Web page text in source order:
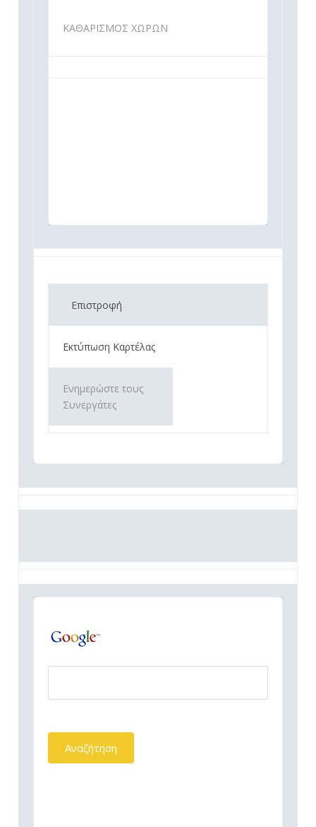
ΚΑΘΑΡΙΣΜΟΣ ΧΩΡΩΝ
Επιστροφή
Εκτύπωση Καρτέλας
Ενημερώστε τους
Συνεργάτες